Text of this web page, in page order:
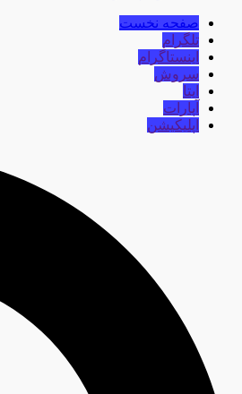
صفحه نخست
تلگرام
اینستاگرام
سروش
ایتا
آپارات
اپلیکیشن